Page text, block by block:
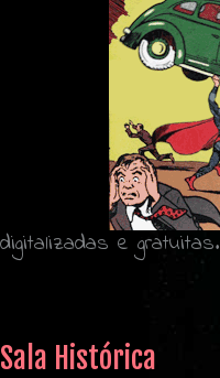
digitalizadas e gratuitas.
Sala Histórica